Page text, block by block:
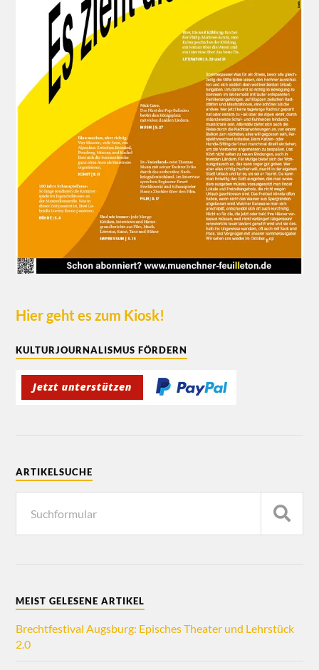
Hier geht es zum Kiosk!
KULTURJOURNALISMUS FÖRDERN
ARTIKELSUCHE
MEIST GELESENE ARTIKEL
Brechtfestival Augsburg: Episches Theater und Lehrstück
2.0